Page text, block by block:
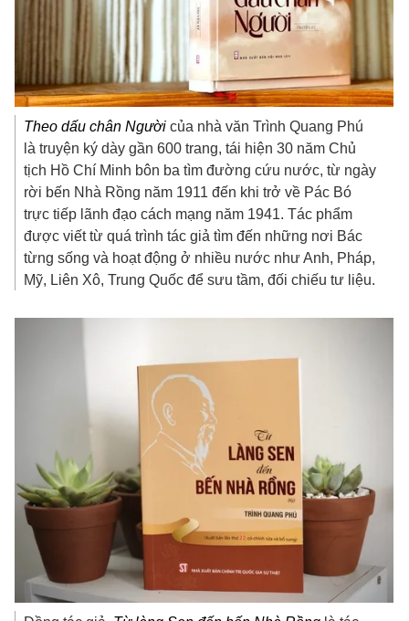
Theo dấu chân Người của nhà văn Trình Quang Phú
là truyện ký dày gần 600 trang, tái hiện 30 năm Chủ
tịch Hồ Chí Minh bôn ba tìm đường cứu nước, từ ngày
rời bến Nhà Rồng năm 1911 đến khi trở về Pác Bó
trực tiếp lãnh đạo cách mạng năm 1941. Tác phẩm
được viết từ quá trình tác giả tìm đến những nơi Bác
từng sống và hoạt động ở nhiều nước như Anh, Pháp,
Mỹ, Liên Xô, Trung Quốc để sưu tầm, đối chiếu tư liệu.